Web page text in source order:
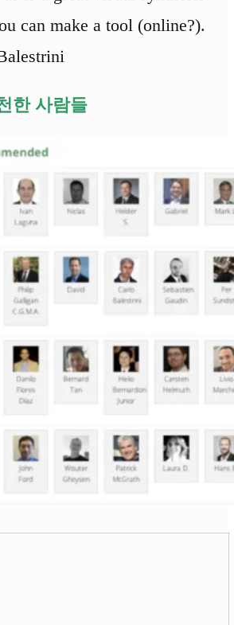
can make a tool (online?).
한 사람들